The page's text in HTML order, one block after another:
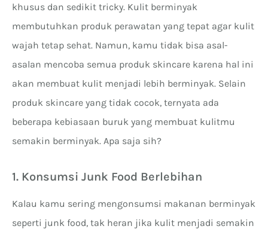
khusus dan sedikit tricky. Kulit berminyak
membutuhkan produk perawatan yang tepat agar kulit
wajah tetap sehat. Namun, kamu tidak bisa asal-
asalan mencoba semua produk skincare karena hal ini
akan membuat kulit menjadi lebih berminyak. Selain
produk skincare yang tidak cocok, ternyata ada
beberapa kebiasaan buruk yang membuat kulitmu
semakin berminyak. Apa saja sih?
1. Konsumsi Junk Food Berlebihan
Kalau kamu sering mengonsumsi makanan berminyak
seperti junk food, tak heran jika kulit menjadi semakin